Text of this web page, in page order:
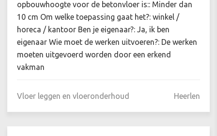
opbouwhoogte voor de betonvloer is:: Minder dan
10 cm Om welke toepassing gaat het?: winkel /
horeca / kantoor Ben je eigenaar?: Ja, ik ben
eigenaar Wie moet de werken uitvoeren?: De werken
moeten uitgevoerd worden door een erkend
vakman
Vloer leggen en vloeronderhoud Heerlen